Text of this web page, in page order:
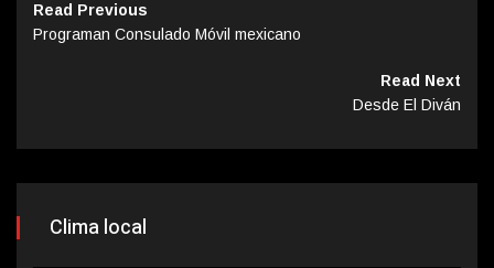
Read Previous
Programan Consulado Móvil mexicano
Read Next
Desde El Diván
Clima local